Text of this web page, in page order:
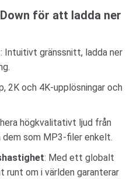
för att ladda ner
: Intuitivt gränssnitt, ladda ner
2K och 4K-upplösningar och
högkvalitativt ljud från
dem som MP3-filer enkelt.
: Med ett globalt
runt om i världen garanterar